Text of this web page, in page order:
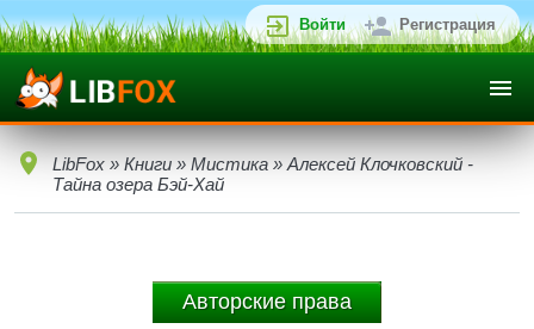
Войти Регистрация
LibFox » Книги » Мистика » Алексей Клочковский -
Тайна озера Бэй-Хай
Авторские права